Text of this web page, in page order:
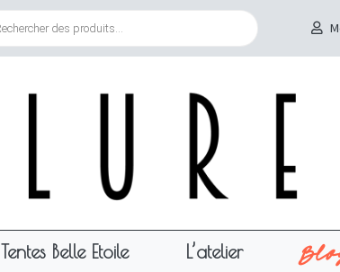
Tentes Belle Etoile L’atelier